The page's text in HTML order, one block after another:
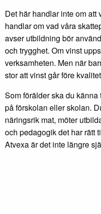
Det här handlar inte om att
handlar om vad våra
avser utbildning bör
och trygghet. Om vinst
verksamheten. Men när
stor att vinst går före
Som förälder ska du
på förskolan eller skolan.
näringsrik mat, möter
och pedagogik det har rätt
Atvexa är det inte längre